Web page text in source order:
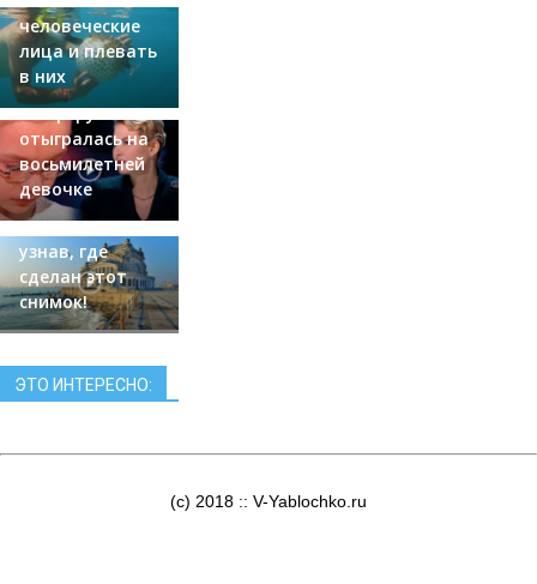
человеческие
лица и плевать
в них
шоу «Минута
славы»: Рената
Литвинова
обиделась за
Земфиру и
отыгралась на
восьмилетней
девочке
Может
показаться,
что это руины
старого
театра. Ты
прозреешь,
узнав, где
сделан этот
снимок!
ЭТО ИНТЕРЕСНО:
(c) 2018 :: V-Yablochko.ru